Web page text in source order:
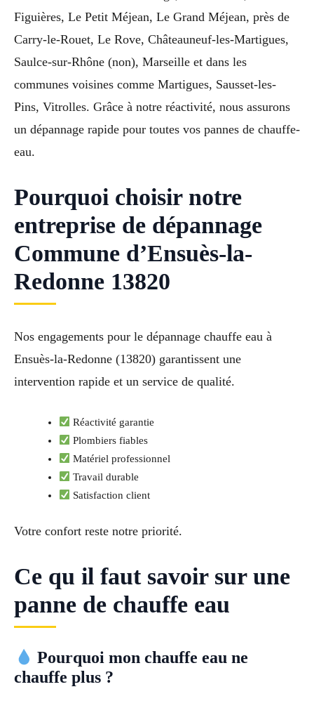
Figuières, Le Petit Méjean, Le Grand Méjean, près de
Carry-le-Rouet, Le Rove, Châteauneuf-les-Martigues,
Saulce-sur-Rhône (non), Marseille et dans les
communes voisines comme Martigues, Sausset-les-
Pins, Vitrolles. Grâce à notre réactivité, nous assurons
un dépannage rapide pour toutes vos pannes de chauffe-
eau.
Pourquoi choisir notre
entreprise de dépannage
Commune d’Ensuès-la-
Redonne 13820
Nos engagements pour le dépannage chauffe eau à
Ensuès-la-Redonne (13820) garantissent une
intervention rapide et un service de qualité.
Réactivité garantie
Plombiers fiables
Matériel professionnel
Travail durable
Satisfaction client
Votre confort reste notre priorité.
Ce qu il faut savoir sur une
panne de chauffe eau
Pourquoi mon chauffe eau ne
chauffe plus ?